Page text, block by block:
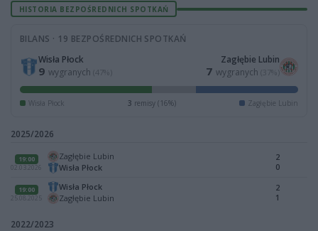
HISTORIA BEZPOŚREDNICH SPOTKAŃ
BILANS · 19 BEZPOŚREDNICH SPOTKAŃ
Wisła Płock
9 wygranych (47%)
Zagłębie Lubin
7 wygranych (37%)
Wisła Płock 3 remisy (16%) Zagłębie Lubin
2025/2026
19:00
02.03.2026
Zagłębie Lubin
Wisła Płock
2
0
19:00
25.08.2025
Wisła Płock
Zagłębie Lubin
2
1
2022/2023